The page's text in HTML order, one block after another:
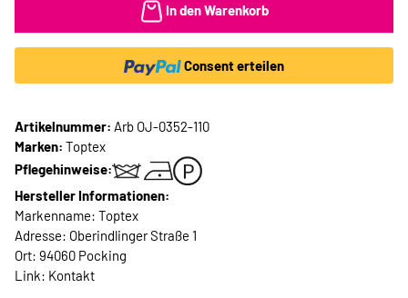
In den Warenkorb
Consent erteilen
Artikelnummer: Arb OJ-0352-110
Marken: Toptex
Pflegehinweise:
Hersteller Informationen:
Markenname: Toptex
Adresse: Oberindlinger Straße 1
Ort: 94060 Pocking
Link: Kontakt